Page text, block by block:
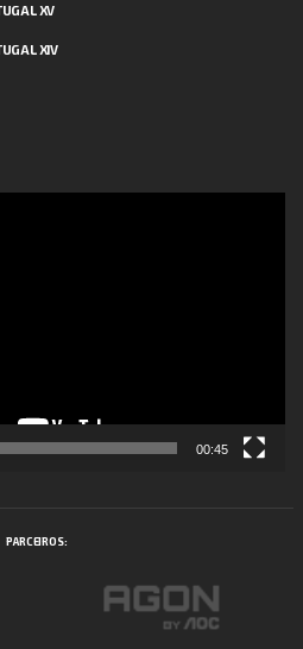
XV
XIV
00:45
PARCEIROS: